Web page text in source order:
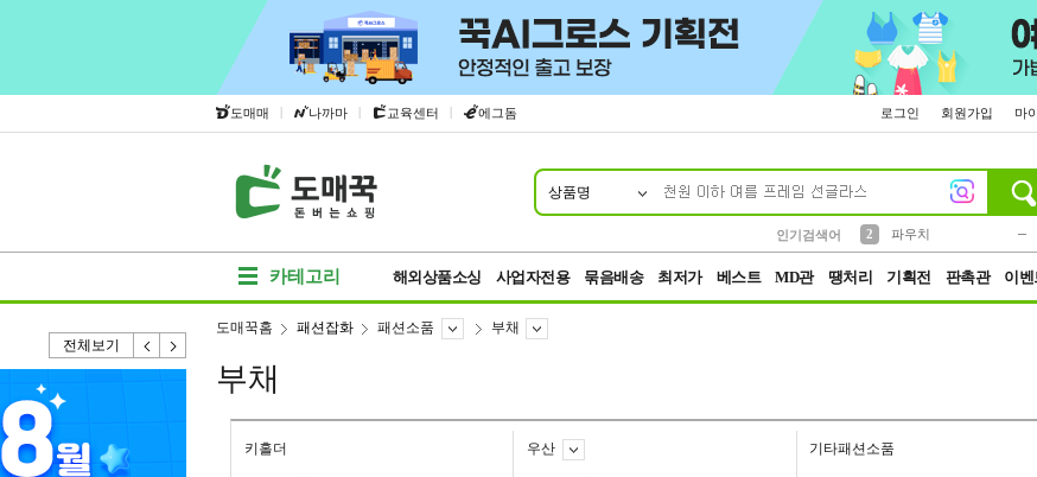
도매매 | 나까마 | 교육센터 | 에그돔 로그인 회원가입 마
상품명
인기검색어
2
파우치
카테고리 해외상품소싱 사업자전용 묶음배송 최저가 베스트 MD관 땡처리 기획전 판촉관 이
전체보기
도매꾹홈 패션잡화 패션소품 부채
부채
키홀더 우산 기타패션소품